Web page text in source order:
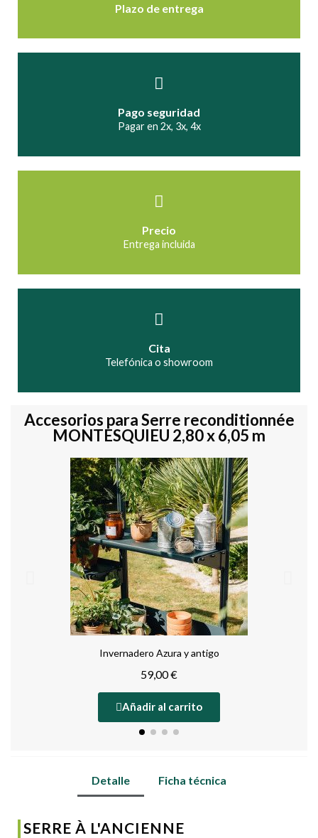
Plazo de entrega
Pago seguridad
Pagar en 2x, 3x, 4x
Precio
Entrega incluida
Cita
Telefónica o showroom
Accesorios para Serre reconditionnée
MONTESQUIEU 2,80 x 6,05 m
Invernadero Azura y antigo
59,00 €
Añadir al carrito
Detalle Ficha técnica
SERRE À L'ANCIENNE